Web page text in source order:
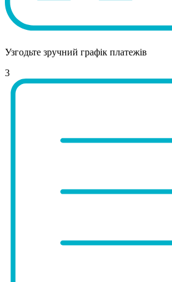
Узгодьте зручний графік платежів
3